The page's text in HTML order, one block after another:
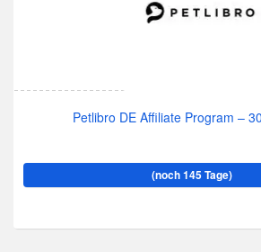
Petlibro DE Affiliate Program –
(noch 145 Tage)